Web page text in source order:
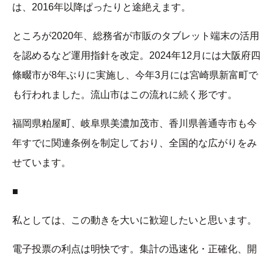
は、2016年以降ぱったりと途絶えます。
ところが2020年、総務省が市販のタブレット端末の活用
を認めるなど運用指針を改定。2024年12月には大阪府四
條畷市が8年ぶりに実施し、今年3月には宮崎県新富町で
も行われました。流山市はこの流れに続く形です。
福岡県粕屋町、岐阜県美濃加茂市、香川県善通寺市も今
年すでに関連条例を制定しており、全国的な広がりをみ
せています。
■
私としては、この動きを大いに歓迎したいと思います。
電子投票の利点は明快です。集計の迅速化・正確化、開